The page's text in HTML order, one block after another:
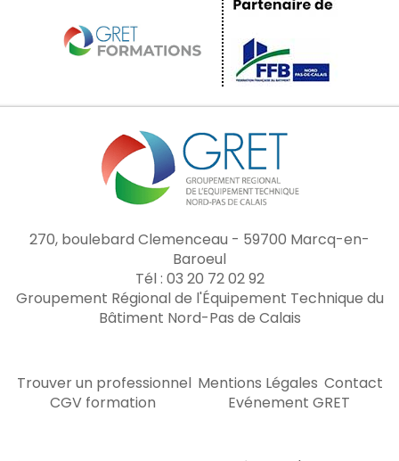
270, boulebard Clemenceau - 59700 Marcq-en-
Baroeul
Tél : 03 20 72 02 92
Groupement Régional de l'Équipement Technique du
Bâtiment Nord-Pas de Calais
Trouver un professionnel Mentions Légales Contact
CGV formation
Evénement GRET